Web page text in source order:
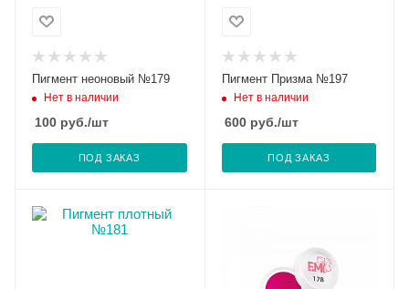
Пигмент неоновый №179
Нет в наличии
100 руб./шт
ПОД ЗАКАЗ
Пигмент Призма №197
Нет в наличии
600руб./шт
ПОД ЗАКАЗ